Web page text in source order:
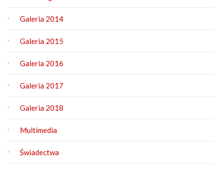
Galeria 2014
Galeria 2015
Galeria 2016
Galeria 2017
Galeria 2018
Multimedia
Świadectwa